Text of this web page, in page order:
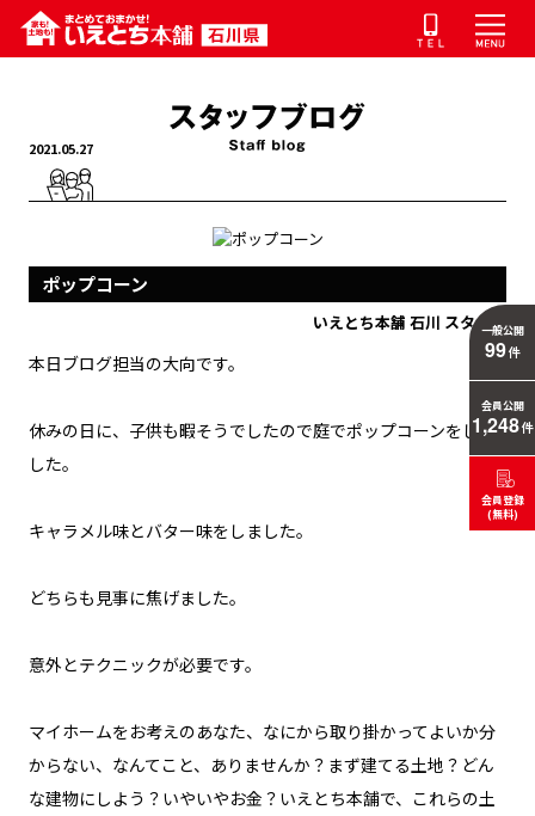
2021.05.27
ポップコーン
いえとち本舗 石川 スタッフ
本日ブログ担当の大向です。
休みの日に、子供も暇そうでしたので庭でポップコーンをしま
した。
キャラメル味とバター味をしました。
どちらも見事に焦げました。
意外とテクニックが必要です。
マイホームをお考えのあなた、なにから取り掛かってよいか分
からない、なんてこと、ありませんか？まず建てる土地？どん
な建物にしよう？いやいやお金？いえとち本舗で、これらの土
一般公開
99件
会員公開
1,248件
会員登録
(無料)